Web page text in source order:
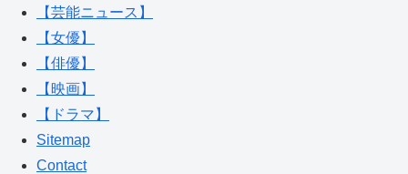
【芸能ニュース】
【女優】
【俳優】
【映画】
【ドラマ】
Sitemap
Contact